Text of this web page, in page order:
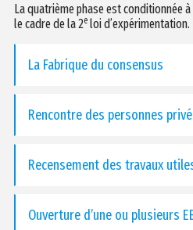
La quatrième phase est conditionnée
le cadre de la 2eloi d’expérimentation.
La Fabrique du consensus
Rencontre des personnes
Recensement des travaux
Ouverture d’une ou plusieurs